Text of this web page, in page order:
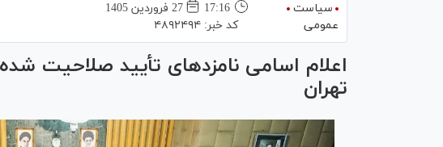
سیاست
عمومی
17:16
27 فروردين 1405
کد خبر: ۴۸۹۲۴۹۴
اعلام اسامی نامزد‌های تأیید صلاحیت
تهران